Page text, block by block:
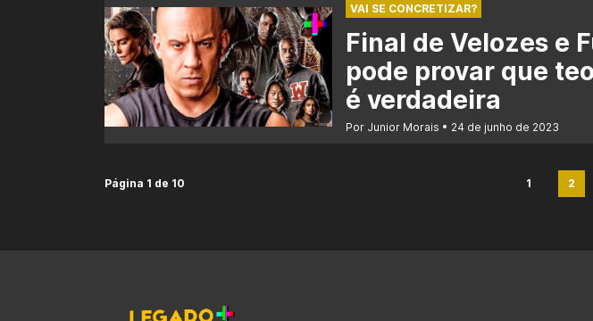
VAI SE CONCRETIZAR?
Final de Velozes e
pode provar que
é verdadeira
Por Junior Morais 24 de junho de 2023
Página 1 de 10
Página
1
2